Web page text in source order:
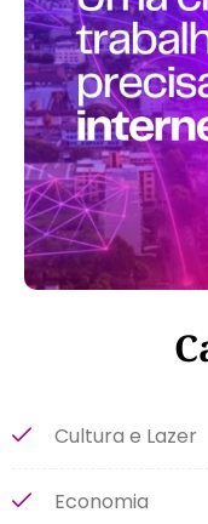
Cultura e Lazer
Economia